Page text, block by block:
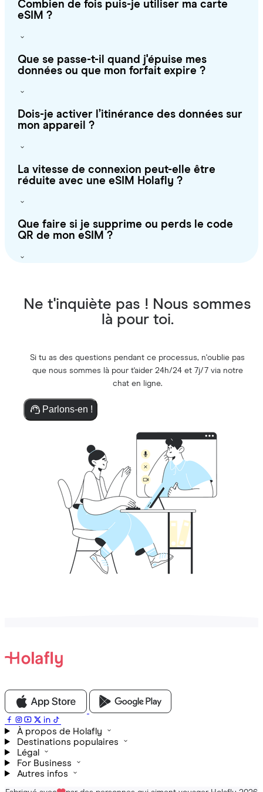
Combien de fois puis-je utiliser ma carte
eSIM ?
Que se passe-t-il quand j'épuise mes
données ou que mon forfait expire ?
Dois-je activer l’itinérance des données sur
mon appareil ?
La vitesse de connexion peut-elle être
réduite avec une eSIM Holafly ?
Que faire si je supprime ou perds le code
QR de mon eSIM ?
Ne t'inquiète pas ! Nous sommes
là pour toi.
Si tu as des questions pendant ce processus, n'oublie pas
que nous sommes là pour t'aider 24h/24 et 7j/7 via notre
chat en ligne.
Parlons-en !
À propos de Holafly
Destinations populaires
Légal
For Business
Autres infos